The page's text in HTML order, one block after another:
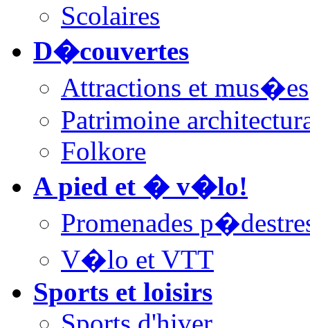
Scolaires
D�couvertes
Attractions et mus�es
Patrimoine
Folkore
A pied et � v�lo!
Promenades
V�lo et VTT
Sports et loisirs